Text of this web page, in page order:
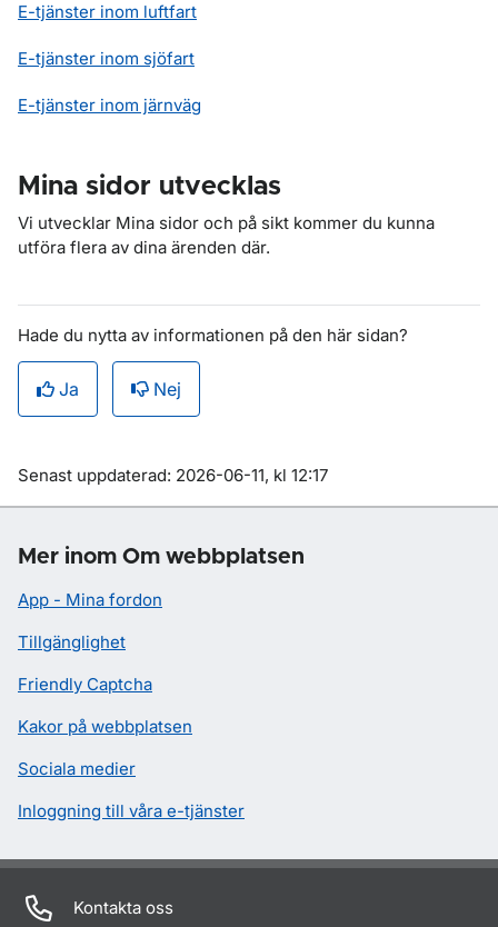
E-tjänster inom luftfart
E-tjänster inom sjöfart
E-tjänster inom järnväg
Mina sidor utvecklas
Vi utvecklar Mina sidor och på sikt kommer du kunna
utföra flera av dina ärenden där.
Hade du nytta av informationen på den här sidan?
Ja Nej
Om sidan
Senast uppdaterad: 2026-06-11, kl 12:17
Mer inom Om webbplatsen
App - Mina fordon
Tillgänglighet
Friendly Captcha
Kakor på webbplatsen
Sociala medier
Inloggning till våra e-tjänster
Kontakta oss